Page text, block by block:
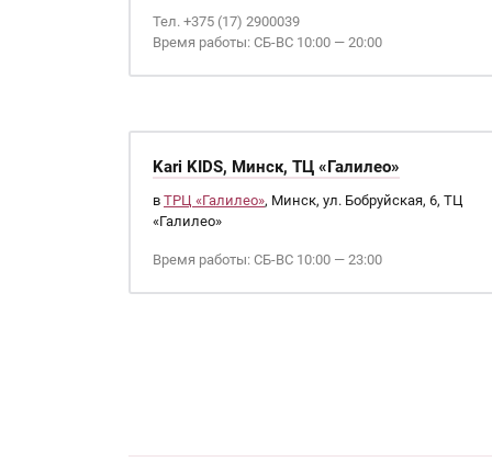
Тел. +375 (17) 2900039
Время работы: СБ-ВС 10:00 — 20:00
Kari KIDS, Минск, ТЦ «Галилео»
в ТРЦ «Галилео», Минск, ул. Бобруйская, 6, ТЦ
«Галилео»
Время работы: СБ-ВС 10:00 — 23:00